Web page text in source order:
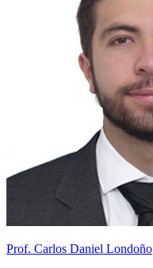
Prof. Carlos Daniel Londoño